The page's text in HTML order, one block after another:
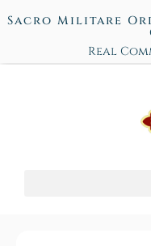
Sacro Militare
Real